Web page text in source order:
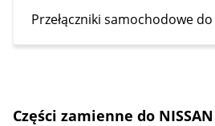
Przełączniki samochodowe do
Części zamienne do NISSAN